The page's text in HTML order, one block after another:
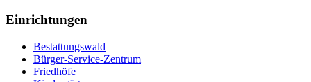
Einrichtungen
Bestattungswald
Bürger-Service-Zentrum
Friedhöfe